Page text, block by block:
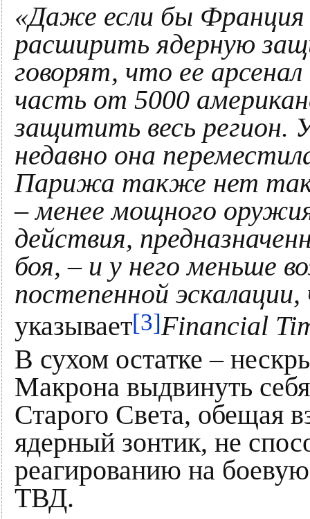
«Даже если бы
расширить ядерную
говорят, что ее
часть от 5000
защитить весь регион.
недавно она
Парижа также нет
– менее мощного
действия,
боя, – и у него меньше
постепенной
указывает[3]Financial
В сухом остатке –
Макрона выдвинуть
Старого Света, обещая
ядерный зонтик, не
реагированию на
ТВД.